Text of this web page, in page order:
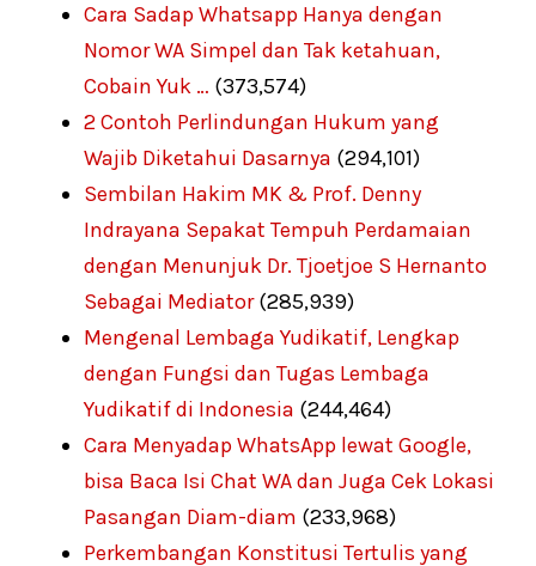
Cara Sadap Whatsapp Hanya dengan
Nomor WA Simpel dan Tak ketahuan,
Cobain Yuk … (373,574)
2 Contoh Perlindungan Hukum yang
Wajib Diketahui Dasarnya (294,101)
Sembilan Hakim MK & Prof. Denny
Indrayana Sepakat Tempuh Perdamaian
dengan Menunjuk Dr. Tjoetjoe S Hernanto
Sebagai Mediator (285,939)
Mengenal Lembaga Yudikatif, Lengkap
dengan Fungsi dan Tugas Lembaga
Yudikatif di Indonesia (244,464)
Cara Menyadap WhatsApp lewat Google,
bisa Baca Isi Chat WA dan Juga Cek Lokasi
Pasangan Diam-diam (233,968)
Perkembangan Konstitusi Tertulis yang